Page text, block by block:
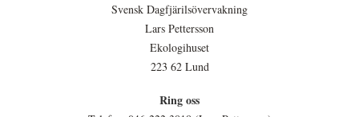
Svensk Dagfjärilsövervakning
Lars Pettersson
Ekologihuset
223 62 Lund
Ring oss